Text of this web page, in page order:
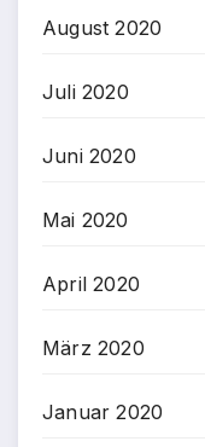
August 2020
Juli 2020
Juni 2020
Mai 2020
April 2020
März 2020
Januar 2020